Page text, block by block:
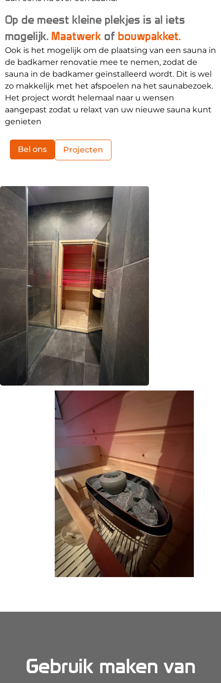
Op de meest kleine plekjes is al iets
mogelijk. Maatwerk of bouwpakket.
Ook is het mogelijk om de plaatsing van een sauna in
de badkamer renovatie mee te nemen, zodat de
sauna in de badkamer geïnstalleerd wordt. Dit is wel
zo makkelijk met het afspoelen na het saunabezoek.
Het project wordt helemaal naar u wensen
aangepast zodat u relaxt van uw nieuwe sauna kunt
genieten
Bel ons Projecten
Gebruik maken van